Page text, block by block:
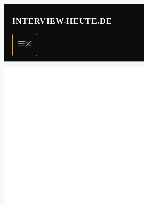
Inhalt
springen
INTERVIEW-HEUTE.DE
Menü